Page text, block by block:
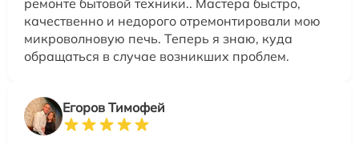
качественно и недорого отремонтировали мою
микроволновую печь. Теперь я знаю, куда
обращаться в случае возникших проблем.
Егоров Тимофей